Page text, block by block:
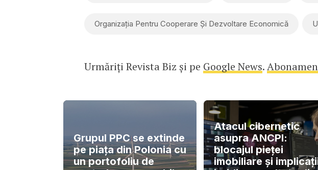
Organizația Pentru Cooperare Și Dezvoltare Economică
Urmăriți Revista Biz și pe Google News.
Grupul PPC se extinde
pe piața din Polonia cu
un portofoliu de
Atacul cibernetic
asupra ANCPI:
blocajul pieței
imobiliare și